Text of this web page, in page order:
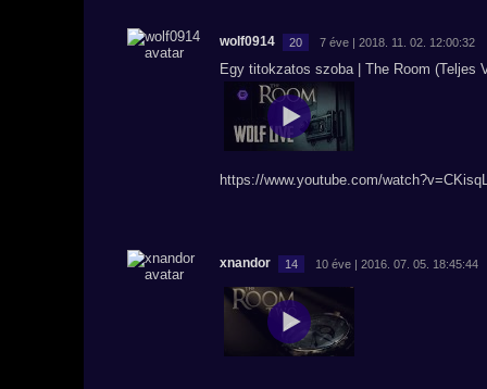
wolf0914 20 7 éve | 2018. 11. 02. 12:00:32
Egy titokzatos szoba | The Room (Teljes
https://www.youtube.com/
xnandor 14 10 éve | 2016. 07. 05. 18:45:44